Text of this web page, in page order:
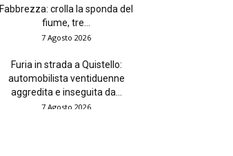
Fabbrezza: crolla la sponda del
fiume, tre...
7 Agosto 2026
Furia in strada a Quistello:
automobilista ventiduenne
aggredita e inseguita da...
7 Agosto 2026